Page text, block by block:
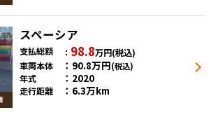
スペーシア
支払総額 98.8万円(税込)
車両本体
90.8万円(税込)
年式 2020
走行距離 6.3万km